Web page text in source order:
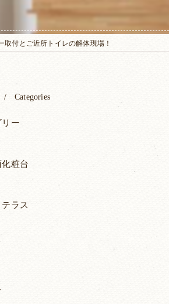
取付とご近所トイレの解体現場！
Categories
ー
粧台
ラス